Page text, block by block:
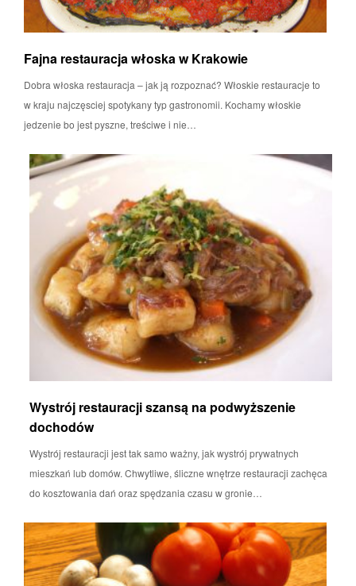
Fajna restauracja włoska w Krakowie
Dobra włoska restauracja – jak ją rozpoznać? Włoskie restauracje to
w kraju najczęsciej spotykany typ gastronomii. Kochamy włoskie
jedzenie bo jest pyszne, treściwe i nie…
Wystrój restauracji szansą na podwyższenie
dochodów
Wystrój restauracji jest tak samo ważny, jak wystrój prywatnych
mieszkań lub domów. Chwytliwe, śliczne wnętrze restauracji zachęca
do kosztowania dań oraz spędzania czasu w gronie…